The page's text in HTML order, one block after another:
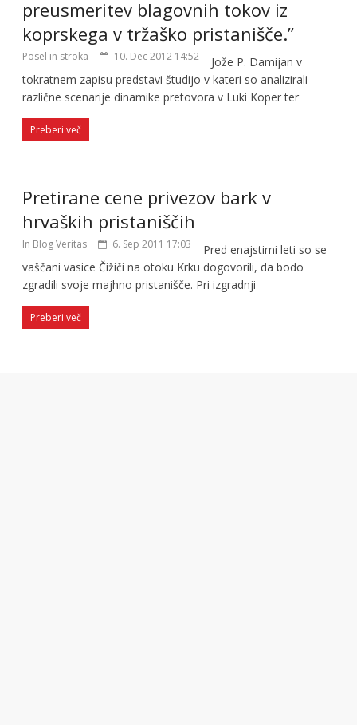
preusmeritev blagovnih tokov iz
koprskega v tržaško pristanišče.”
Posel in stroka 10. Dec 2012 14:52
Jože P. Damijan v
tokratnem zapisu predstavi študijo v kateri so analizirali
različne scenarije dinamike pretovora v Luki Koper ter
Preberi več
Pretirane cene privezov bark v
hrvaških pristaniščih
In Blog Veritas 6. Sep 2011 17:03
Pred enajstimi leti so se
vaščani vasice Čižiči na otoku Krku dogovorili, da bodo
zgradili svoje majhno pristanišče. Pri izgradnji
Preberi več